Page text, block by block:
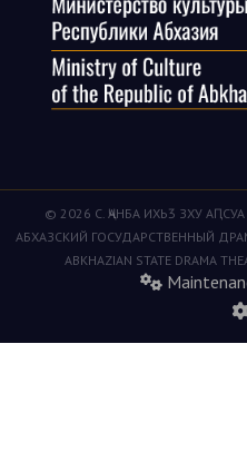
© 2026 С. ҶАНБА ИХЬӠ ЗХУ
АБХАЗСКИЙ ГОСУДАРСТВЕННЫЙ
ABKHAZIAN STATE DRAMA